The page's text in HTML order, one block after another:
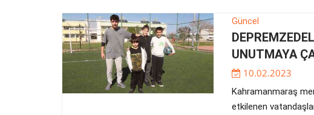
Güncel
UNUTMAYA
10.02.2023
Kahramanmaraş
etkilenen